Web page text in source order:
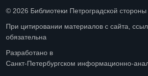
© 2026 Библиотеки Петроградской стороны
При цитировании материалов с сайта,
обязательна
Разработано в
Санкт-Петербургском информационно-